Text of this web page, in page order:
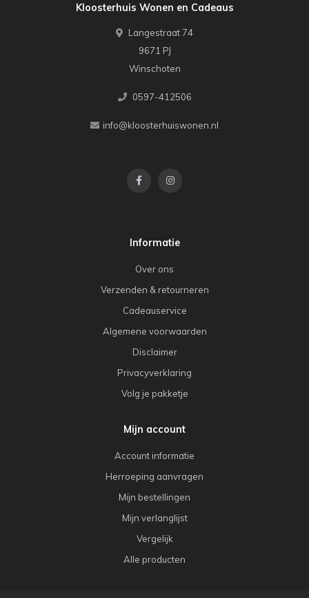
Kloosterhuis Wonen en Cadeaus
Langestraat 74
9671 PJ
Winschoten
0597-412506
info@kloosterhuiswonen.nl
Informatie
Over ons
Verzenden & retourneren
Cadeauservice
Algemene voorwaarden
Disclaimer
Privacyverklaring
Volg je pakketje
Mijn account
Account informatie
Herroeping aanvragen
Mijn bestellingen
Mijn verlanglijst
Vergelijk
Alle producten